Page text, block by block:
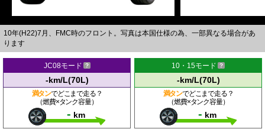
10年(H22)7月、FMC時のフロント。写真は本国仕様の為、一部異なる場合があ
ります
JC08モード
-km/L(70L)
満タンでどこまで走る？
（燃費×タンク容量）
- km
10・15モード
-km/L(70L)
満タンでどこまで走る？
（燃費×タンク容量）
- km